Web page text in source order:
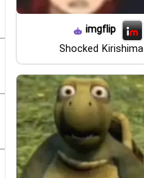
imgflip
Shocked Kirishima